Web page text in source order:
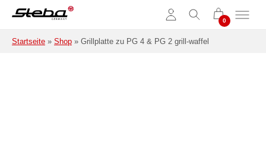
Zum Hauptinhalt springen
Startseite » Shop » Grillplatte zu PG 4 & PG 2 grill-waffel